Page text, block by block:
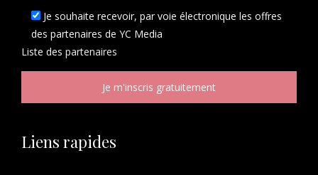
Je souhaite recevoir, par voie électronique les offres
des partenaires de YC Media
Liste des partenaires
Liens rapides